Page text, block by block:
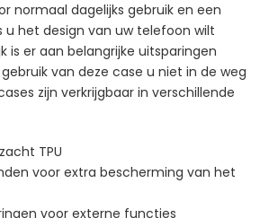
normaal dagelijks gebruik en een
u het design van uw telefoon wilt
is er aan belangrijke uitsparingen
van deze case u niet in de weg
zijn verkrijgbaar in verschillende
TPU
voor extra bescherming van het
voor externe functies